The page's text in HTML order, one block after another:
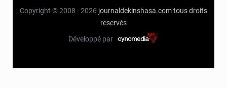
Copyright © 2008 - 2026 journaldekinshasa.comtous droits
reservés
Développé par